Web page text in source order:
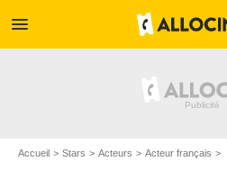
menu
Accueil Stars Acteurs Acteur français